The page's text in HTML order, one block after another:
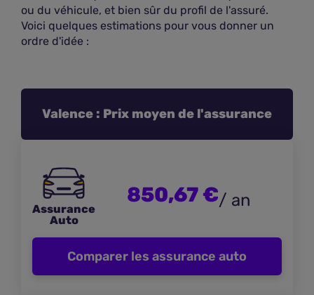
ou du véhicule, et bien sûr du profil de l'assuré.
Voici quelques estimations pour vous donner un
ordre d'idée :
Valence : Prix moyen de l'assurance
Assurance
Auto
850,67 €/ an
Comparer les assurance auto